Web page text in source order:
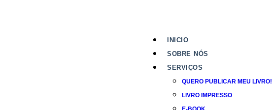
INICIO
SOBRE NÓS
SERVIÇOS
QUERO PUBLICAR MEU LIVRO!
LIVRO IMPRESSO